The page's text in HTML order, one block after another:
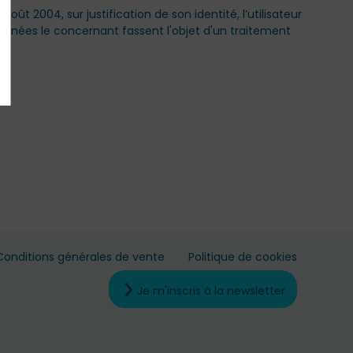
2004, sur justification de son identité, l’utilisateur
le concernant fassent l'objet d'un traitement
générales de vente Politique de cookies
Je m'inscris à la newsletter